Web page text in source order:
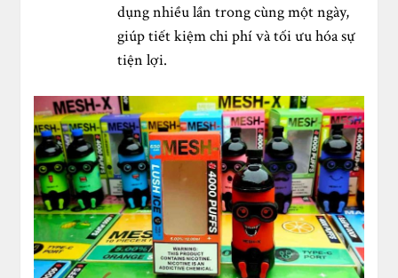
dụng nhiều lần trong cùng một ngày,
giúp tiết kiệm chi phí và tối ưu hóa sự
tiện lợi.